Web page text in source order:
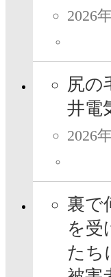
2026
尻の
井電
2026
裏で
を受
たち